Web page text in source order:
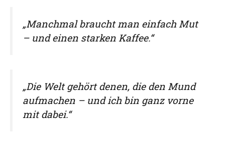
„Manchmal braucht man einfach Mut
– und einen starken Kaffee.“
„Die Welt gehört denen, die den Mund
aufmachen – und ich bin ganz vorne
mit dabei.“